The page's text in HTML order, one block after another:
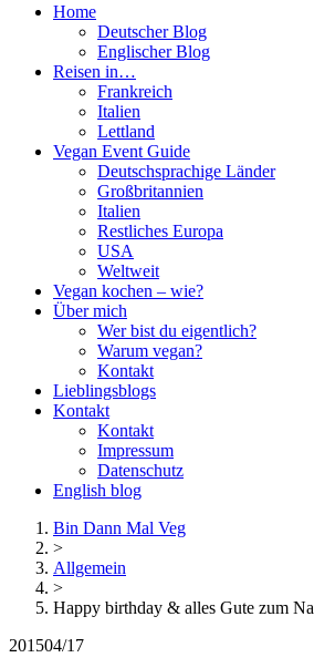
Home
Deutscher Blog
Englischer Blog
Reisen in…
Frankreich
Italien
Lettland
Vegan Event Guide
Deutschsprachige Länder
Großbritannien
Italien
Restliches Europa
USA
Weltweit
Vegan kochen – wie?
Über mich
Wer bist du eigentlich?
Warum vegan?
Kontakt
Lieblingsblogs
Kontakt
Kontakt
Impressum
Datenschutz
English blog
Bin Dann Mal Veg
>
Allgemein
>
Happy birthday & alles Gute zum
201504/17